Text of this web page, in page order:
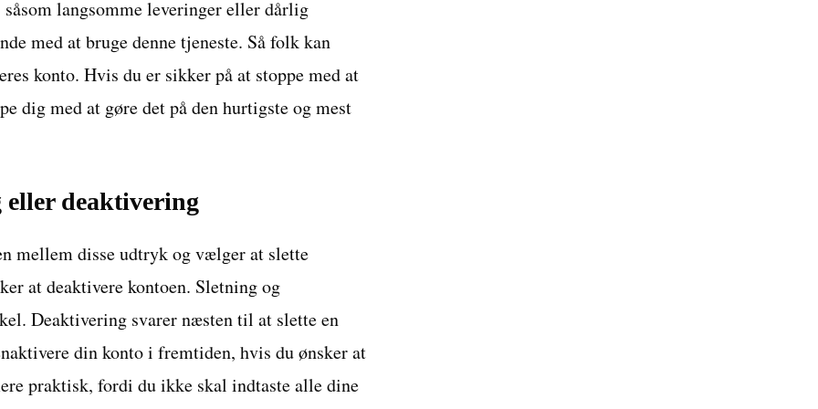
langsomme leveringer eller dårlig
med at bruge denne tjeneste. Så folk kan
konto. Hvis du er sikker på at stoppe med at
dig med at gøre det på den hurtigste og mest
deaktivering
mellem disse udtryk og vælger at slette
at deaktivere kontoen. Sletning og
Deaktivering svarer næsten til at slette en
din konto i fremtiden, hvis du ønsker at
praktisk, fordi du ikke skal indtaste alle dine